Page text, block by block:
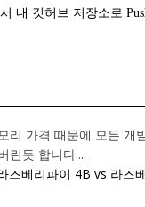
내 깃허브 저장소로
리 가격 때문에 모든 개
린듯 합니다....
즈베리파이 4B vs 라즈